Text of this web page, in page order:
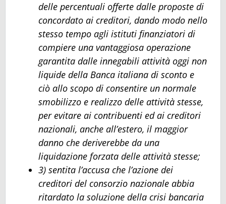
delle percentuali offerte dalle proposte di
concordato ai creditori, dando modo nello
stesso tempo agli istituti finanziatori di
compiere una vantaggiosa operazione
garantita dalle innegabili attività oggi non
liquide della Banca italiana di sconto e
ciò allo scopo di consentire un normale
smobilizzo e realizzo delle attività stesse,
per evitare ai contribuenti ed ai creditori
nazionali, anche all’estero, il maggior
danno che deriverebbe da una
liquidazione forzata delle attività stesse;
3) sentita l’accusa che l’azione dei
creditori del consorzio nazionale abbia
ritardato la soluzione della crisi bancaria